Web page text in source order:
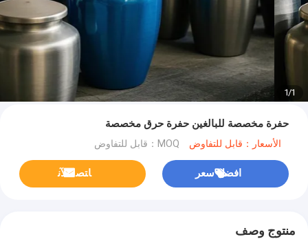
1
/
1
حفرة مخصصة للبالغين حفرة حرق مخصصة
الأسعار：قابل للتفاوض MOQ：قابل للتفاوض
افضل سعر ﺎﺘﺼﻟ ﺍﻶﻧ
منتوج وصف